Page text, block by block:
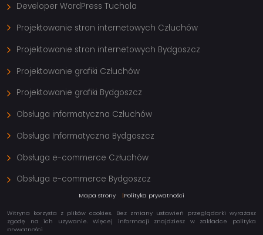
Developer WordPress Tuchola
Projektowanie stron internetowych Człuchów
Projektowanie stron internetowych Bydgoszcz
Projektowanie grafiki Człuchów
Projektowanie grafiki Bydgoszcz
Obsługa informatyczna Człuchów
Obsługa Informatyczna Bydgoszcz
Obsługa e-commerce Człuchów
Obsługa e-commerce Bydgoszcz
Mapa strony Polityka prywatności
Witryna korzysta z plików cookies. Bez zmiany ustawień przeglądarki wyrażasz
zgodę na ich używanie. Więcej informacji znajdziesz w zakładce polityka
prywatności